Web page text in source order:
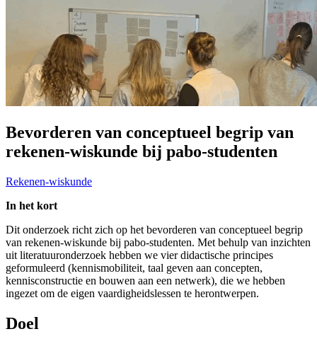
Bevorderen van conceptueel begrip van
rekenen-wiskunde bij pabo-studenten
Rekenen-wiskunde
In het kort
Dit onderzoek richt zich op het bevorderen van conceptueel begrip
van rekenen-wiskunde bij pabo-studenten. Met behulp van inzichten
uit literatuuronderzoek hebben we vier didactische principes
geformuleerd (kennismobiliteit, taal geven aan concepten,
kennisconstructie en bouwen aan een netwerk), die we hebben
ingezet om de eigen vaardigheidslessen te herontwerpen.
Doel